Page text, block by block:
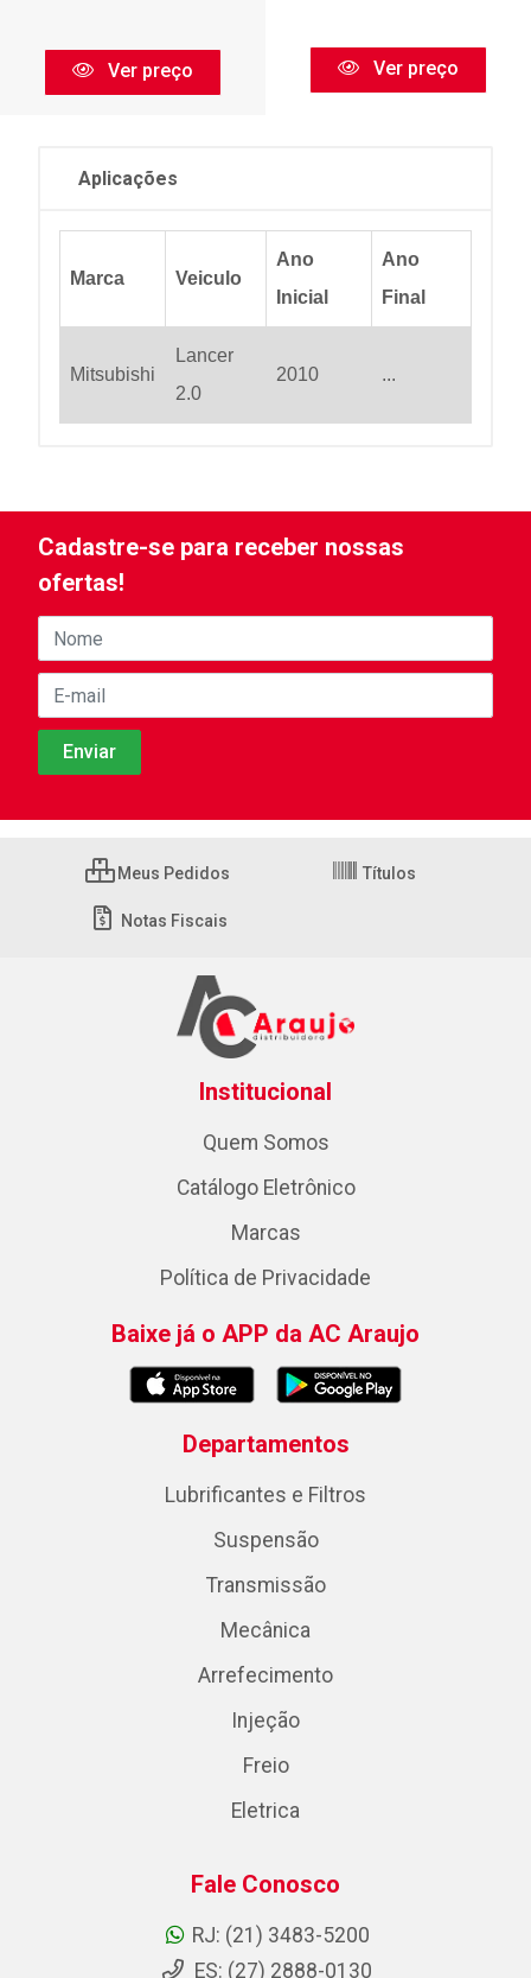
Ver preço Ver preço
Aplicações
Marca Veiculo
Ano
Inicial
Ano
Final
Mitsubishi
Lancer
2.0
2010 ...
Cadastre-se para receber nossas
ofertas!
Meus Pedidos Títulos
Notas Fiscais
Institucional
Quem Somos
Catálogo Eletrônico
Marcas
Política de Privacidade
Baixe já o APP da AC Araujo
Departamentos
Lubrificantes e Filtros
Suspensão
Transmissão
Mecânica
Arrefecimento
Injeção
Freio
Eletrica
Fale Conosco
RJ: (21) 3483-5200
ES: (27) 2888-0130